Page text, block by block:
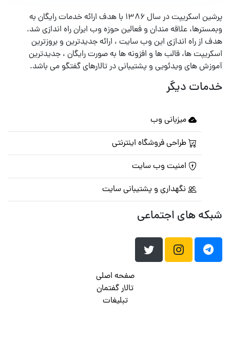
پرشین اسکریپت در سال ۱۳۸۶ با هدف ارائه خدمات رایگان به
وبمسترها، علاقه مندان و فعالین حوزه وب ایران راه اندازی شد.
هدف از راه اندازی این وب سایت ، ارائه جدیدترین و بروزترین
اسکریپت ها، قالب ها و افزونه ها به صورت رایگان ، جدیدترین
آموزش های ویدئویی و پشتیبانی در تالارهای گفتگو می باشد.
خدمات دیگر
میزبانی وب
طراحی فروشگاه اینترنتی
امنیت وب سایت
نگهداری و پشتیبانی سایت
شبکه های اجتماعی
صفحه اصلی
تالار گفتمان
تبلیغات